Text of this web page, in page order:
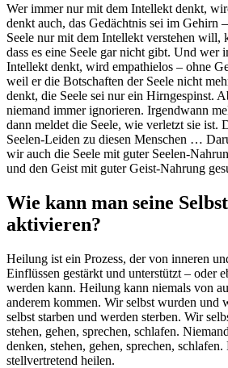
Wer immer nur mit dem Intellekt denkt,
denkt auch, das Gedächtnis sei im Gehirn
Seele nur mit dem Intellekt verstehen will,
dass es eine Seele gar nicht gibt. Und wer
Intellekt denkt, wird empathielos – ohne
weil er die Botschaften der Seele nicht
denkt, die Seele sei nur ein Hirngespinst.
niemand immer ignorieren. Irgendwann
dann meldet die Seele, wie verletzt sie ist.
Seelen-Leiden zu diesen Menschen …
wir auch die Seele mit guter Seelen-
und den Geist mit guter Geist-Nahrung
Wie kann man seine
aktivieren?
Heilung ist ein Prozess, der von inneren
Einflüssen gestärkt und unterstützt – oder
werden kann. Heilung kann niemals von
anderem kommen. Wir selbst wurden und
selbst starben und werden sterben. Wir
stehen, gehen, sprechen, schlafen.
denken, stehen, gehen, sprechen,
stellvertretend heilen.